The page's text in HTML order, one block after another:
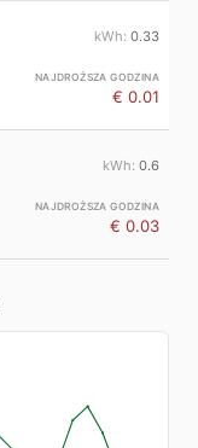
0.33
€ 0.01
0.6
€ 0.03